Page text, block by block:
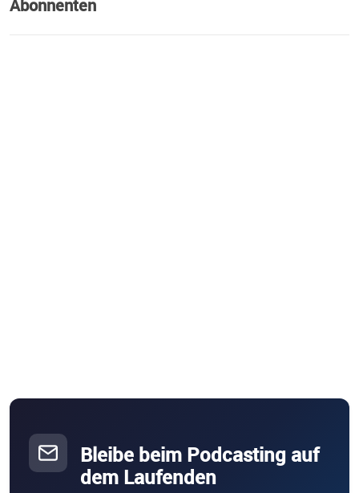
Abonnenten
Bleibe beim Podcasting auf
dem Laufenden